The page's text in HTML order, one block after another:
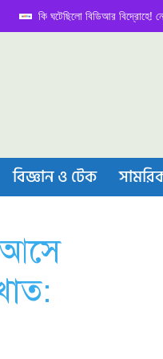
কি ঘটেছিলো বিডিআর বিদ্রোহে! নেপথ্য
বিজ্ঞান ও টেক
আসে